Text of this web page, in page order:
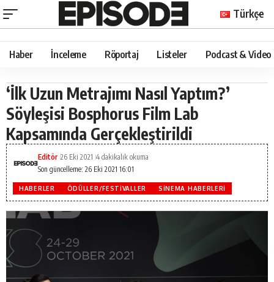
Türkçe
Haber İnceleme Röportaj Listeler Podcast & Video
‘İlk Uzun Metrajımı Nasıl Yaptım?’
Söyleşisi Bosphorus Film Lab
Kapsamında Gerçekleştirildi
Son güncelleme: 26 Eki 2021 16:01
Editör 26 Eki 2021 4 dakikalık okuma
HABERLER ÖDÜLLER/FESTIVALLER SINEMA HABERLERI